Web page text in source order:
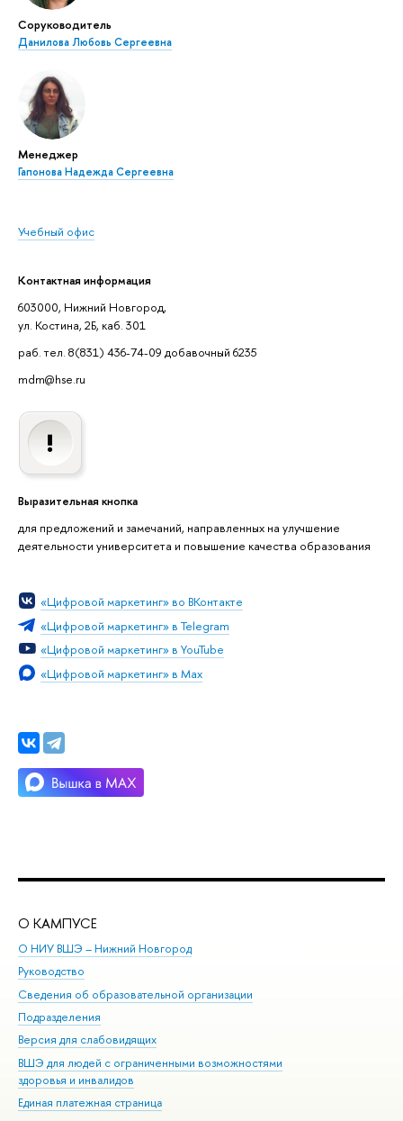
Соруководитель
Данилова Любовь Сергеевна
Менеджер
Гапонова Надежда Сергеевна
Учебный офис
Контактная информация
603000, Нижний Новгород,
ул. Костина, 2Б, каб. 301
раб. тел. 8(831) 436-74-09 добавочный 6235
mdm@hse.ru
Выразительная кнопка
для предложений и замечаний, направленных на улучшение
деятельности университета и повышение качества образования
«Цифровой маркетинг» во ВКонтакте
«Цифровой маркетинг» в Telegram
«Цифровой маркетинг» в YouTube
«Цифровой маркетинг» в Max
О КАМПУСЕ
О НИУ ВШЭ – Нижний Новгород
Руководство
Сведения об образовательной организации
Подразделения
Версия для слабовидящих
ВШЭ для людей с ограниченными возможностями
здоровья и инвалидов
Единая платежная страница